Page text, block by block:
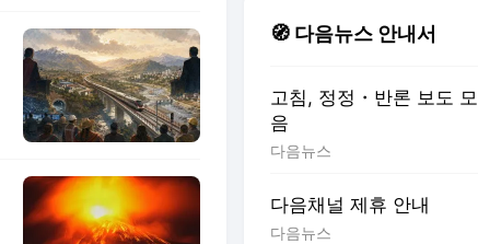
🧭 다음뉴스 안내서
고침, 정정・반론 보도 모
음
다음뉴스
다음채널 제휴 안내
다음뉴스